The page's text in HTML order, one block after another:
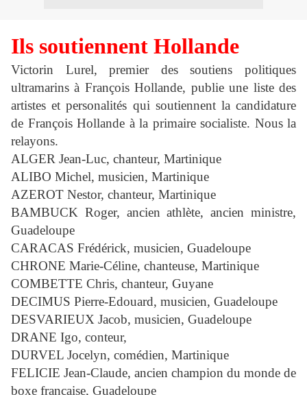
Ils soutiennent Hollande
Victorin Lurel, premier des soutiens politiques
ultramarins à François Hollande, publie une liste des
artistes et personalités qui soutiennent la candidature
de François Hollande à la primaire socialiste. Nous la
relayons.
ALGER Jean-Luc, chanteur, Martinique
ALIBO Michel, musicien, Martinique
AZEROT Nestor, chanteur, Martinique
BAMBUCK Roger, ancien athlète, ancien ministre,
Guadeloupe
CARACAS Frédérick, musicien, Guadeloupe
CHRONE Marie-Céline, chanteuse, Martinique
COMBETTE Chris, chanteur, Guyane
DECIMUS Pierre-Edouard, musicien, Guadeloupe
DESVARIEUX Jacob, musicien, Guadeloupe
DRANE Igo, conteur,
DURVEL Jocelyn, comédien, Martinique
FELICIE Jean-Claude, ancien champion du monde de
boxe française, Guadeloupe